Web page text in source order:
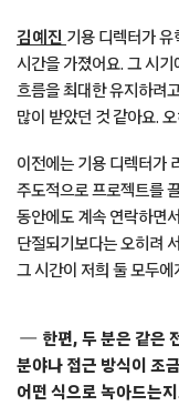
김예진 기용 디렉터가
시간을 가졌어요. 그 시
흐름을 최대한 유지하려
많이 받았던 것 같아요.
이전에는 기용 디렉터가
주도적으로 프로젝트를
동안에도 계속 연락하면
단절되기보다는 오히려
그 시간이 저희 둘 모두
한편, 두 분은 같은
분야나 접근 방식이 조
어떤 식으로 녹아드는